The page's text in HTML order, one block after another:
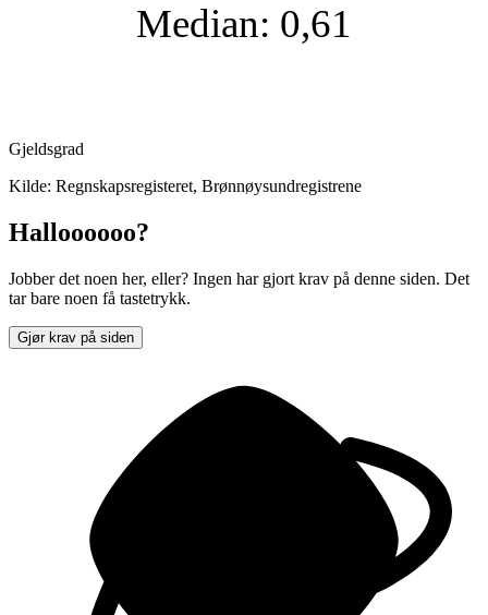
Median: 0,61
Gjeldsgrad
Kilde: Regnskapsregisteret, Brønnøysundregistrene
Halloooooo?
Jobber det noen her, eller? Ingen har gjort krav på denne siden. Det
tar bare noen få tastetrykk.
Gjør krav på siden